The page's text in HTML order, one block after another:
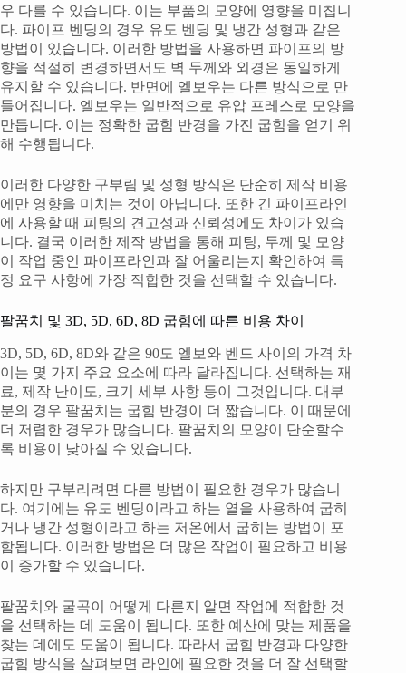
우 다를 수 있습니다. 이는 부품의 모양에 영향을 미칩니
다. 파이프 벤딩의 경우 유도 벤딩 및 냉간 성형과 같은
방법이 있습니다. 이러한 방법을 사용하면 파이프의 방
향을 적절히 변경하면서도 벽 두께와 외경은 동일하게
유지할 수 있습니다. 반면에 엘보우는 다른 방식으로 만
들어집니다. 엘보우는 일반적으로 유압 프레스로 모양을
만듭니다. 이는 정확한 굽힘 반경을 가진 굽힘을 얻기 위
해 수행됩니다.
이러한 다양한 구부림 및 성형 방식은 단순히 제작 비용
에만 영향을 미치는 것이 아닙니다. 또한 긴 파이프라인
에 사용할 때 피팅의 견고성과 신뢰성에도 차이가 있습
니다. 결국 이러한 제작 방법을 통해 피팅, 두께 및 모양
이 작업 중인 파이프라인과 잘 어울리는지 확인하여 특
정 요구 사항에 가장 적합한 것을 선택할 수 있습니다.
팔꿈치 및 3D, 5D, 6D, 8D 굽힘에 따른 비용 차이
3D, 5D, 6D, 8D와 같은 90도 엘보와 벤드 사이의 가격 차
이는 몇 가지 주요 요소에 따라 달라집니다. 선택하는 재
료, 제작 난이도, 크기 세부 사항 등이 그것입니다. 대부
분의 경우 팔꿈치는 굽힘 반경이 더 짧습니다. 이 때문에
더 저렴한 경우가 많습니다. 팔꿈치의 모양이 단순할수
록 비용이 낮아질 수 있습니다.
하지만 구부리려면 다른 방법이 필요한 경우가 많습니
다. 여기에는 유도 벤딩이라고 하는 열을 사용하여 굽히
거나 냉간 성형이라고 하는 저온에서 굽히는 방법이 포
함됩니다. 이러한 방법은 더 많은 작업이 필요하고 비용
이 증가할 수 있습니다.
팔꿈치와 굴곡이 어떻게 다른지 알면 작업에 적합한 것
을 선택하는 데 도움이 됩니다. 또한 예산에 맞는 제품을
찾는 데에도 도움이 됩니다. 따라서 굽힘 반경과 다양한
굽힘 방식을 살펴보면 라인에 필요한 것을 더 잘 선택할